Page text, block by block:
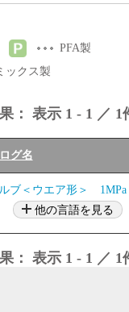
PFA製
ックス製
： 表示 1 - 1 ／ 1
グ名
ブ＜ウエア形＞ 1MPa
他の言語を見る
： 表示 1 - 1 ／ 1